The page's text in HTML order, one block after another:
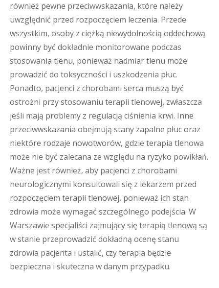
również pewne przeciwwskazania, które należy
uwzględnić przed rozpoczęciem leczenia. Przede
wszystkim, osoby z ciężką niewydolnością oddechową
powinny być dokładnie monitorowane podczas
stosowania tlenu, ponieważ nadmiar tlenu może
prowadzić do toksyczności i uszkodzenia płuc.
Ponadto, pacjenci z chorobami serca muszą być
ostrożni przy stosowaniu terapii tlenowej, zwłaszcza
jeśli mają problemy z regulacją ciśnienia krwi. Inne
przeciwwskazania obejmują stany zapalne płuc oraz
niektóre rodzaje nowotworów, gdzie terapia tlenowa
może nie być zalecana ze względu na ryzyko powikłań.
Ważne jest również, aby pacjenci z chorobami
neurologicznymi konsultowali się z lekarzem przed
rozpoczęciem terapii tlenowej, ponieważ ich stan
zdrowia może wymagać szczególnego podejścia. W
Warszawie specjaliści zajmujący się terapią tlenową są
w stanie przeprowadzić dokładną ocenę stanu
zdrowia pacjenta i ustalić, czy terapia będzie
bezpieczna i skuteczna w danym przypadku.